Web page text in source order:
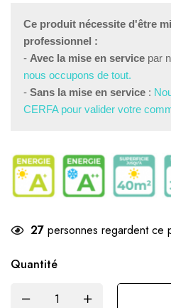
Ce produit nécessite d'être
professionnel :
- Avec la mise en service par
nous occupons de tout.
- Sans la mise en service :
CERFA pour valider votre
27 personnes regardent ce
Quantité